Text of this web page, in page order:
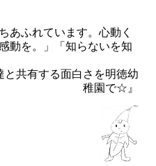
あふれています。心動く
動を。」「知らないを知
と共有する面白さを明徳幼
稚園で☆』